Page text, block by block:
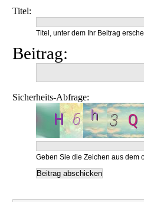
Titel:
Titel, unter dem Ihr Beitrag
Beitrag:
Sicherheits-Abfrage:
Geben Sie die Zeichen aus dem